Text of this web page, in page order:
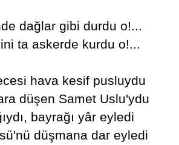
dağlar gibi durdu o!...
ta askerde kurdu o!...
hava kesif pusluydu
düşen Samet Uslu'ydu
bayrağı yâr eyledi
düşmana dar eyledi